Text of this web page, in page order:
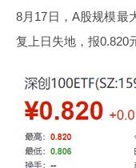
8月17日，A股规模最
复上日失地，报0.820